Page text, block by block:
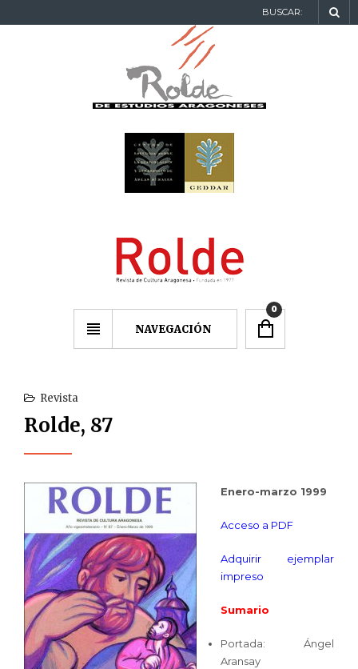
BUSCAR:
NAVEGACIÓN
0
Revista
Rolde, 87
Enero-marzo 1999
Acceso a PDF
Adquirir ejemplar
impreso
Sumario
Portada: Ángel
Aransay